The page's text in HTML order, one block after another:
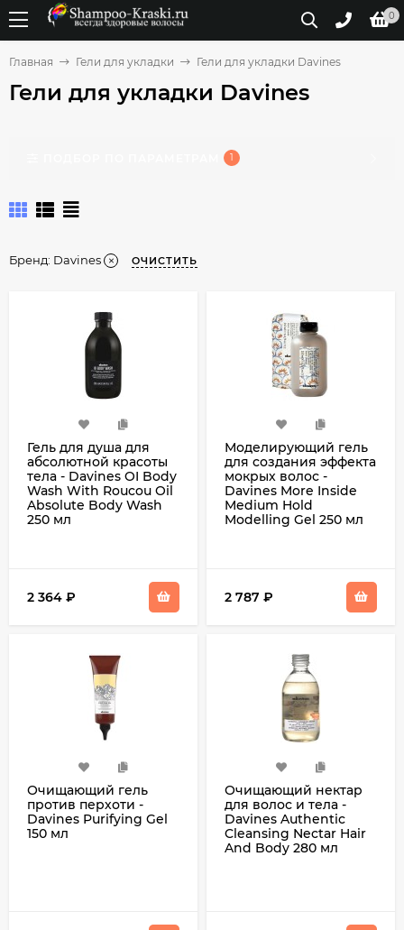
0
Главная Гели для укладки Гели для укладки Davines
Гели для укладки Davines
1
Бренд: Davines ОЧИСТИТЬ
Гель для душа для
абсолютной красоты
тела - Davines OI Body
Wash With Roucou Oil
Absolute Body Wash
250 мл
2 364 ₽
Моделирующий гель
для создания эффекта
мокрых волос -
Davines More Inside
Medium Hold
Modelling Gel 250 мл
2 787 ₽
Очищающий гель
против перхоти -
Davines Purifying Gel
150 мл
Очищающий нектар
для волос и тела -
Davines Authentic
Cleansing Nectar Hair
And Body 280 мл